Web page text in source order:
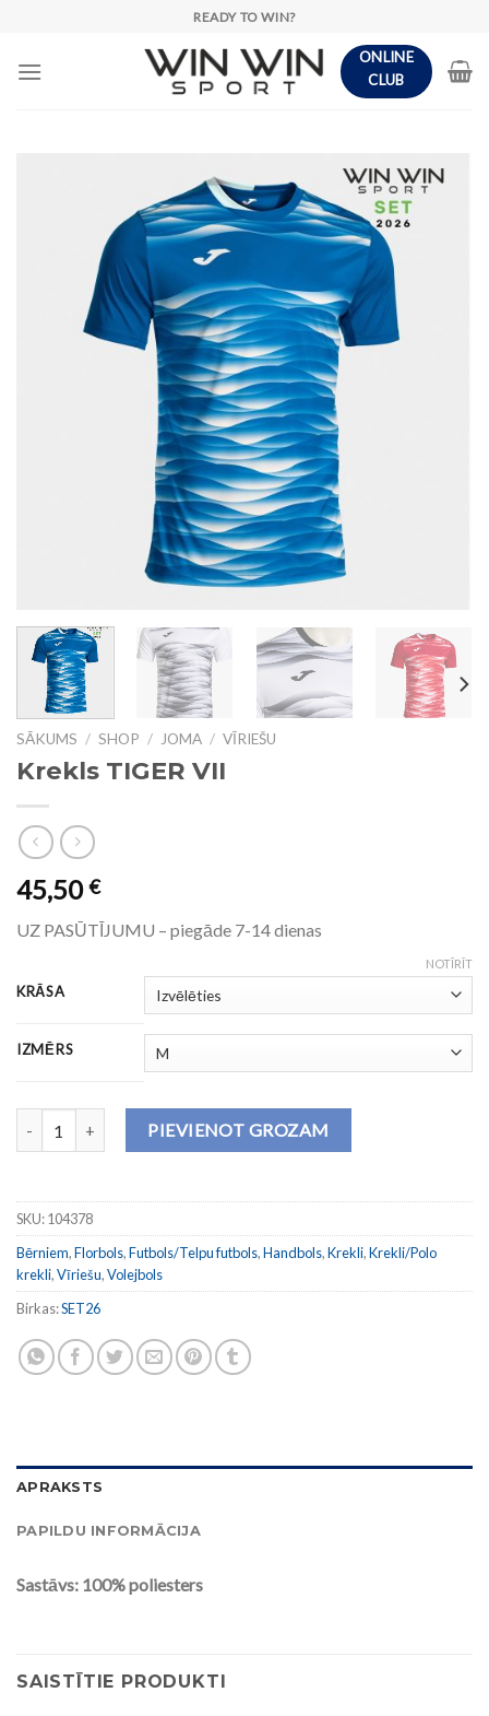
content
READY TO WIN?
ONLINE
CLUB
SĀKUMS / SHOP / JOMA / VĪRIEŠU
Krekls TIGER VII
45,50€
UZ PASŪTĪJUMU – piegāde 7-14 dienas
KRĀSA
IZMĒRS
NOTĪRĪT
Krekls TIGER VII daudzumsPIEVIENOT GROZAM
SKU:104378
Bērniem,Florbols,Futbols/Telpu futbols,Handbols,Krekli,Krekli/Polo
krekli,Vīriešu,Volejbols
Birkas:SET26
APRAKSTS
PAPILDU INFORMĀCIJA
Sastāvs: 100% poliesters
SAISTĪTIE PRODUKTI